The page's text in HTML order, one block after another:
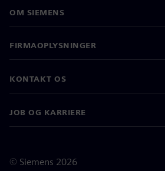
OM SIEMENS
FIRMAOPLYSNINGER
KONTAKT OS
JOB OG KARRIERE
© Siemens 2026